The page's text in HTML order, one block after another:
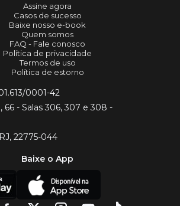
Assine agora
Casos de sucesso
Baixe nosso e-book
Quem somos
FAQ - Fale conosco
Política de privacidade
Termos de uso
Política de estorno
0001-42
66 - Salas 306, 307 e 308 -
22775-044
Baixe o App